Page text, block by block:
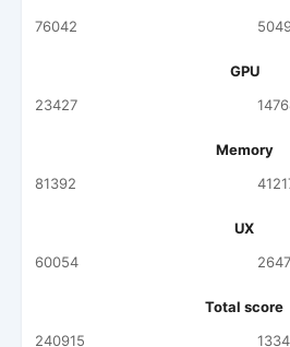
76042
GPU
23427
Memory
81392
UX
60054
Total score
240915